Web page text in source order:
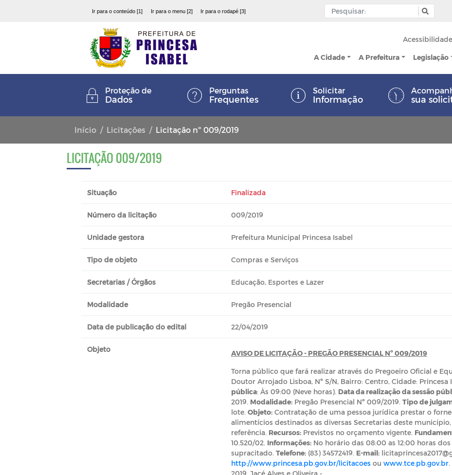
Ir para o conteúdo [1] Ir para o menu [2] Ir para o rodapé [3]
Acessibilidade
A Cidade A Prefeitura Legislação
Proteção de
Dados
Perguntas
Frequentes
Solicitar
Informação sua
Início Licitações Licitação nº 009/2019
LICITAÇÃO 009/2019
Situação Finalizada
Número da licitação 009/2019
Unidade gestora Prefeitura Municipal Princesa Isabel
Tipo de objeto Compras e Serviços
Secretarias / Órgãos Educação, Esportes e Lazer
Modalidade Pregão Presencial
Data de publicação do edital 22/04/2019
Objeto AVISO DE LICITAÇÃO - PREGÃO PRESENCIAL Nº 009/2019
Torna público que fará realizar através do Pregoeiro Oficial e
Doutor Arrojado Lisboa, Nº S/N, Bairro: Centro, Cidade: Princesa
pública: Às 09:00 (Neve horas). Data da realização da sessão
2019. Modalidade:Pregão Presencial Nº 009/2019. Tipo de
lote. Objeto:Contratação de uma pessoa jurídica prestar o
alimentícios destinados as diversas Secretarias deste
referência. Recursos:Previstos no orçamento vigente.
10.520/02. Informações:No horário das 08:00 as 12:00 horas
supracitado. Telefone:(83) 34572419. E-mail:
http://www.princesa.pb.gov.br/licitacoesou www.tce.pb.gov.br.
2019. Jacé Alves e Oliveira -